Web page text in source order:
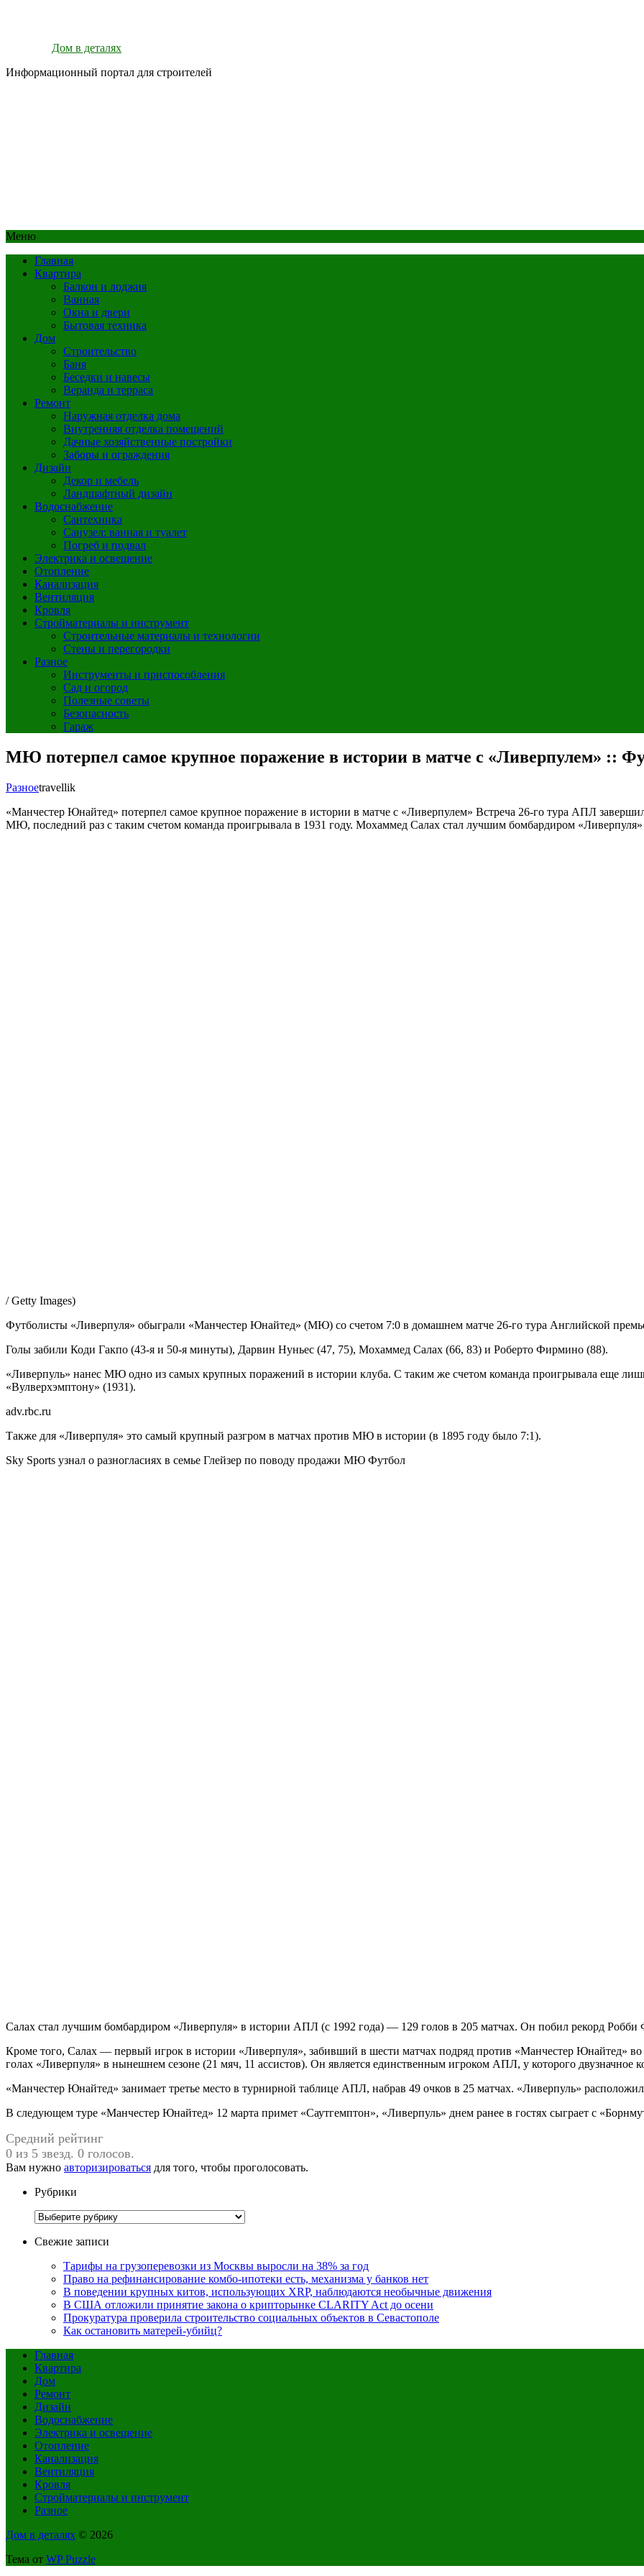
Дом в деталях
Информационный портал для строителей
Меню
Главная
Квартира
Балкон и лоджия
Ванная
Окна и двери
Бытовая техника
Дом
Строительство
Баня
Беседки и навесы
Веранда и терраса
Ремонт
Наружная отделка дома
Внутренняя отделка помещений
Дачные хозяйственные постройки
Заборы и ограждения
Дизайн
Декор и мебель
Ландшафтный дизайн
Водоснабжение
Сантехника
Санузел: ванная и туалет
Погреб и подвал
Электрика и освещение
Отопление
Канализация
Вентиляция
Кровля
Стройматериалы и инструмент
Строительные материалы и технологии
Стены и перегородки
Разное
Инструменты и приспособления
Сад и огород
Полезные советы
Безопасность
Гараж
МЮ потерпел самое крупное поражение в истории в матче с «Ливерпулем» ::
Разноеtravellik
«Манчестер Юнайтед» потерпел самое крупное поражение в истории в матче с «Ливерпулем» Встреча 26-го тура АПЛ
МЮ, последний раз с таким счетом команда проигрывала в 1931 году. Мохаммед Салах стал лучшим бомбардиром
/ Getty Images)
Футболисты «Ливерпуля» обыграли «Манчестер Юнайтед» (МЮ) со счетом 7:0 в домашнем матче 26-го тура Английской
Голы забили Коди Гакпо (43-я и 50-я минуты), Дарвин Нуньес (47, 75), Мохаммед Салах (66, 83) и Роберто Фирмино (88).
«Ливерпуль» нанес МЮ одно из самых крупных поражений в истории клуба. С таким же счетом команда проигрывала еще
«Вулверхэмптону» (1931).
adv.rbc.ru
Также для «Ливерпуля» это самый крупный разгром в матчах против МЮ в истории (в 1895 году было 7:1).
Sky Sports узнал о разногласиях в семье Глейзер по поводу продажи МЮ Футбол
Салах стал лучшим бомбардиром «Ливерпуля» в истории АПЛ (с 1992 года) — 129 голов в 205 матчах. Он побил рекорд Робби
Кроме того, Салах — первый игрок в истории «Ливерпуля», забивший в шести матчах подряд против «Манчестер Юнайтед» во
голах «Ливерпуля» в нынешнем сезоне (21 мяч, 11 ассистов). Он является единственным игроком АПЛ, у которого двузначное
«Манчестер Юнайтед» занимает третье место в турнирной таблице АПЛ, набрав 49 очков в 25 матчах. «Ливерпуль»
В следующем туре «Манчестер Юнайтед» 12 марта примет «Саутгемптон», «Ливерпуль» днем ранее в гостях сыграет с
Средний рейтинг
0 из 5 звезд. 0 голосов.
Вам нужно авторизироваться для того, чтобы проголосовать.
Рубрики
Рубрики
Свежие записи
Тарифы на грузоперевозки из Москвы выросли на 38% за год
Право на рефинансирование комбо-ипотеки есть, механизма у банков нет
В поведении крупных китов, использующих XRP, наблюдаются необычные движения
В США отложили принятие закона о крипторынке CLARITY Act до осени
Прокуратура проверила строительство социальных объектов в Севастополе
Как остановить матерей-убийц?
Главная
Квартира
Дом
Ремонт
Дизайн
Водоснабжение
Электрика и освещение
Отопление
Канализация
Вентиляция
Кровля
Стройматериалы и инструмент
Разное
Дом в деталях © 2026
Тема от WP Puzzle